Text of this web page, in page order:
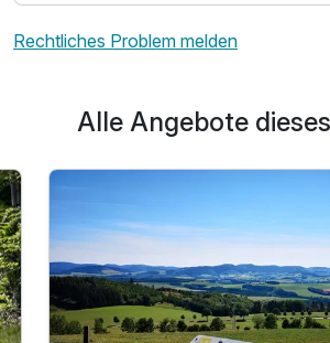
Rechtliches Problem melden
Alle Angebote